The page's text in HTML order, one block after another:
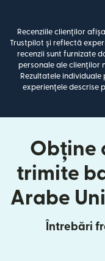
Recenziile clienților
Trustpilot și reflectă
recenzii sunt furnizate
personale ale clienților
Rezultatele
experiențele descrise
Obține
trimite
Arabe
Întrebări